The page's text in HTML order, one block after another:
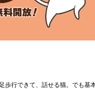
歩行できて、話せる猫。でも基